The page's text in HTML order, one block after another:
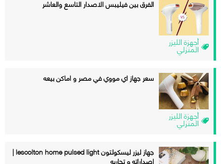
أجهزة الليزر
المنزلي
الفرق بين فيليبس الاصدار التاسع والعاشر
أجهزة الليزر
المنزلي
سعر جهاز اي مووي في مصر و اماكن بيعه
جهاز ليزر ليسكولتون lescolton home pulsed light |
اصداراته و تجاربه